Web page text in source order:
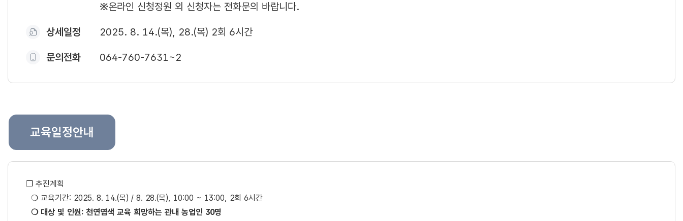
※온라인 신청정원 외 신청자는 전화문의 바랍니다.
상세일정 2025. 8. 14.(목), 28.(목) 2회 6시간
문의전화 064-760-7631~2
교육일정안내
❐ 추진계획
❍ 교육기간: 2025. 8. 14.(목) / 8. 28.(목), 10:00 ~ 13:00, 2회 6시간
❍ 대상 및 인원: 천연염색 교육 희망하는 관내 농업인 30명